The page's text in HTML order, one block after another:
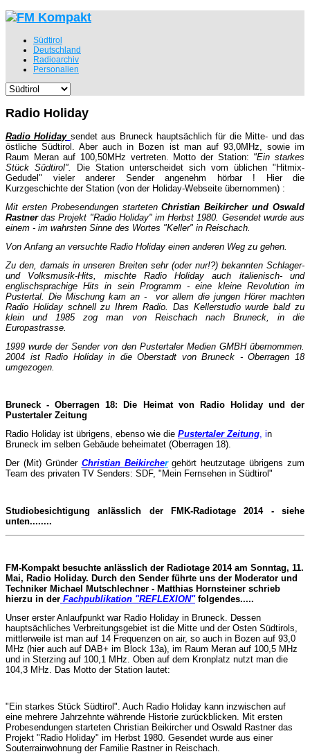
Südtirol
Deutschland
Radioarchiv
Personalien
Radio Holiday
Radio Holiday sendet aus Bruneck hauptsächlich für die Mitte- und das
östliche Südtirol. Aber auch in Bozen ist man auf 93,0MHz, sowie im
Raum Meran auf 100,50MHz vertreten. Motto der Station: "Ein starkes
Stück Südtirol".
Die Station unterscheidet sich vom üblichen "Hitmix-
Gedudel" vieler anderer Sender angenehm hörbar ! Hier die
Kurzgeschichte der Station (von der Holiday-Webseite übernommen) :
Mit ersten Probesendungen startetenChristian Beikircher und Oswald
Rastnerdas Projekt "Radio Holiday" im Herbst 1980. Gesendet wurde aus
einem - im wahrsten Sinne des Wortes "Keller" in Reischach.
Von Anfang an versuchte Radio Holiday einen anderen Weg zu gehen.
Zu den, damals in unseren Breiten sehr (oder nur!?) bekannten Schlager-
und Volksmusik-Hits, mischte Radio Holiday auch italienisch- und
englischsprachige Hits in sein Programm - eine kleine Revolution im
Pustertal. Die Mischung kam an - vor allem die jungen Hörer machten
Radio Holiday schnell zu Ihrem Radio. Das Kellerstudio wurde bald zu
klein und 1985 zog man von Reischach nach Bruneck, in die
Europastrasse.
1999 wurde der Sender von den Pustertaler Medien GMBH übernommen.
2004 ist Radio Holiday in die Oberstadt von Bruneck - Oberragen 18
umgezogen.
Bruneck - Oberragen 18: Die Heimat von Radio Holiday und der
Pustertaler Zeitung
Radio Holiday ist übrigens, ebenso wie die Pustertaler Zeitung , in
Bruneck im selben Gebäude beheimatet (Oberragen 18).
Der (Mit) Gründer Christian Beikircher gehört heutzutage übrigens zum
Team des privaten TV Senders: SDF, "Mein Fernsehen in Südtirol"
Studiobesichtigung anlässlich der FMK-Radiotage 2014 - siehe
unten........
FM-Kompakt besuchte anlässlich der Radiotage 2014 am Sonntag, 11.
Mai, Radio Holiday. Durch den Sender führte uns der Moderator und
Techniker Michael Mutschlechner - Matthias Hornsteiner schrieb
hierzu in der Fachpublikation "REFLEXION"folgendes.....
Unser erster Anlaufpunkt war Radio Holiday in Brun­eck. Dessen
hauptsächliches Ver­brei­tungs­gebiet ist die Mitte und der Osten Süd­tirols,
mittler­weile ist man auf 14 Frequenzen on air, so auch in Bozen auf 93,0
MHz (hier auch auf DAB+ im Block 13a), im Raum Meran auf 100,5 MHz
und in Ster­zing auf 100,1 MHz. Oben auf dem Kronplatz nutzt man die
104,3 MHz. Das Motto der Station lautet:
"Ein starkes Stück Süd­tirol". Auch Radio Holiday kann inzwi­schen auf
eine mehrere Jahrzehnte wäh­rende Hi­storie zurück­blicken. Mit ersten
Probe­sendungen starteten Chri­stian Beikir­cher und Os­wald Rastner das
Projekt "Radio Holi­day" im Herbst 1980. Ge­sen­det wurde aus einer
Souterrain­woh­nung der Familie Rastner in Rei­schach.